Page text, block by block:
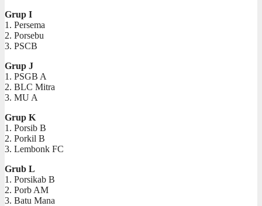
Grup I
1. Persema
2. Porsebu
3. PSCB
Grup J
1. PSGB A
2. BLC Mitra
3. MU A
Grup K
1. Porsib B
2. Porkil B
3. Lembonk FC
Grub L
1. Porsikab B
2. Porb AM
3. Batu Mana